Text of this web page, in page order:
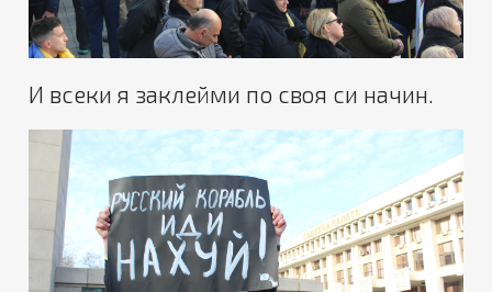
И всеки я заклейми по своя си начин.